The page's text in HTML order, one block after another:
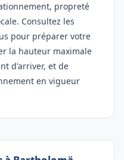
propreté
Consultez les
pour préparer votre
la hauteur maximale
d'arriver, et de
en vigueur